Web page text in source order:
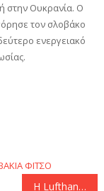
στην Ουκρανία. Ο
τον σλοβάκο
ενεργειακό
ΦΙΤΣΟ
Η Lufthansa σχεδιάζει 10.000 προσλήψεις για το τρέχον έτος – Τη Δευτέρα η επισημοποίηση της εξαγοράς της ITA